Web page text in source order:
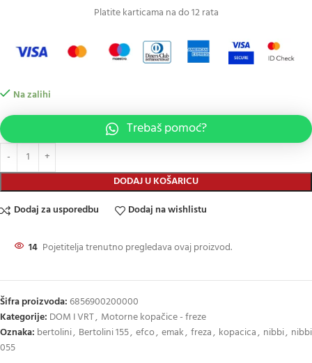
Platite karticama na do 12 rata
Na zalihi
DODAJ U KOŠARICU
Trebaš pomoć?
Dodaj za usporedbu Dodaj na wishlistu
14 Pojetitelja trenutno pregledava ovaj proizvod.
Šifra proizvoda:6856900200000
Kategorije: DOM I VRT, Motorne kopačice - freze
Oznaka: bertolini, Bertolini 155, efco, emak, freza, kopacica, nibbi, nibbi
055